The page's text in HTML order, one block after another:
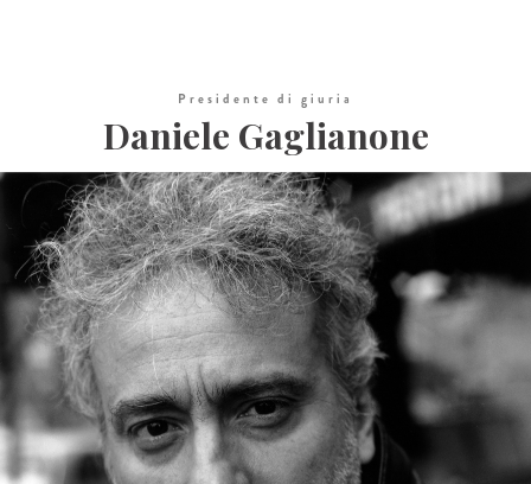
Presidente di giuria
Daniele Gaglianone